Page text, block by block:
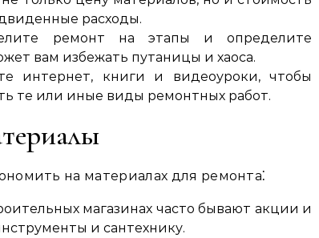
расходы.
ремонт на этапы и определите
вам избежать путаницы и хаоса.
интернет‚ книги и видеоуроки‚ чтобы
те или иные виды ремонтных работ.
на материалах для ремонта⁚
магазинах часто бывают акции и
и сантехнику.